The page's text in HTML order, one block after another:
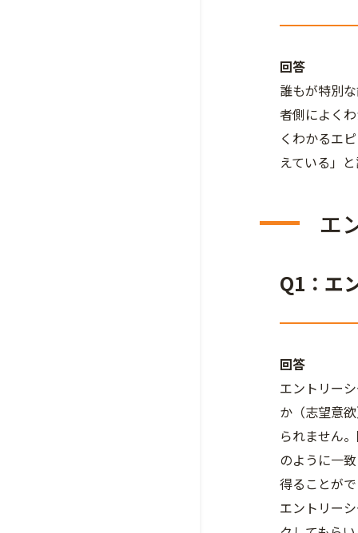
回答
誰もが特別
者側によく
くわかるエ
えている」
エ
Q1：エ
回答
エントリー
か（志望意
られません
のように一
得ることが
エントリー